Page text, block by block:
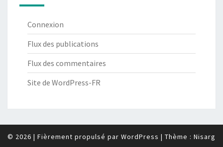
Connexion
Flux des publications
Flux des commentaires
Site de WordPress-FR
© 2026 | Fièrement propulsé par WordPress | Thème : Nisarg